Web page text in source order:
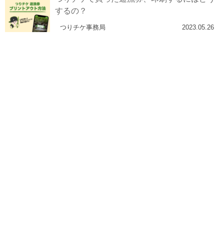
するの？
つりチケ事務局 2023.05.26